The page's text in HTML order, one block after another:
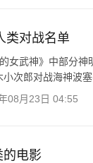
类对战名单
女武神》中部分
次郎对战海神波
08月23日 04:55
的电影